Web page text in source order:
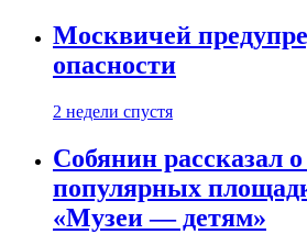
Москвичей
опасности
2 недели спустя
Собянин рассказал
популярных
«Музеи — детям»